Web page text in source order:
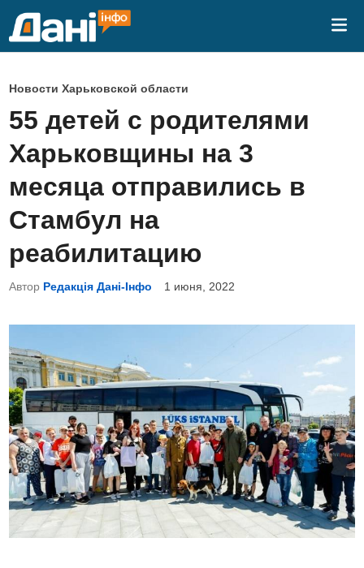
О
п
у
б
л
и
к
о
в
а
в
Новости Харьковской области
55 детей с родителями
Харьковщины на 3
месяца отправились в
Стамбул на
реабилитацию
Автор Редакція Дані-Інфо 1 июня, 2022